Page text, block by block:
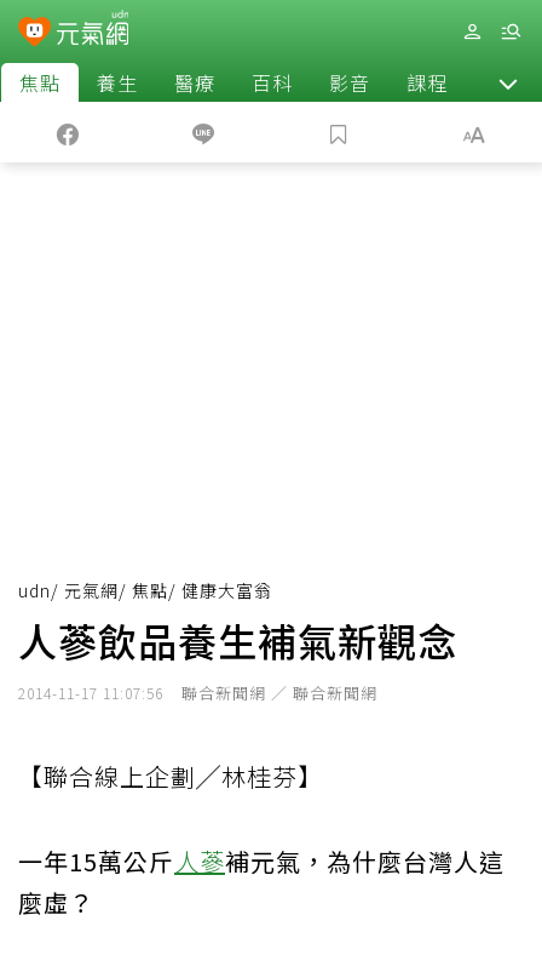
焦點 養生 醫療 百科 影音 課程 退休
udn/ 元氣網/ 焦點/ 健康大富翁
人蔘飲品養生補氣新觀念
2014-11-17 11:07:56 聯合新聞網 ／ 聯合新聞網
【聯合線上企劃╱林桂芬】
一年15萬公斤人蔘補元氣，為什麼台灣人這
麼虛？